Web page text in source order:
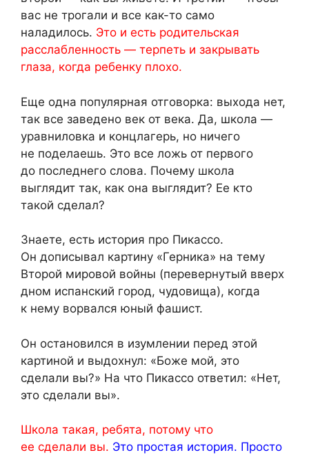
вас не трогали и все как-то само
наладилось. Это и есть родительская
расслабленность — терпеть и закрывать
глаза, когда ребенку плохо.
Еще одна популярная отговорка: выхода нет,
так все заведено век от века. Да, школа —
уравниловка и концлагерь, но ничего
не поделаешь. Это все ложь от первого
до последнего слова. Почему школа
выглядит так, как она выглядит? Ее кто
такой сделал?
Знаете, есть история про Пикассо.
Он дописывал картину «Герника» на тему
Второй мировой войны (перевернутый вверх
дном испанский город, чудовища), когда
к нему ворвался юный фашист.
Он остановился в изумлении перед этой
картиной и выдохнул: «Боже мой, это
сделали вы?» На что Пикассо ответил: «Нет,
это сделали вы».
Школа такая, ребята, потому что
ее сделали вы. Это простая история. Просто